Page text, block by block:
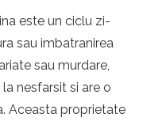
este un ciclu zi-
sau imbatranirea
sau murdare,
nesfarsit si are o
Aceasta proprietate